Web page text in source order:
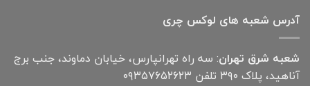
آدرس شعبه های لوکس چری
شعبه شرق تهران: سه راه تهرانپارس، خیابان دماوند، جنب برج
آناهید، پلاک ۳۹۰ تلفن ۰۹۳۵۷۶۵۲۶۲۳